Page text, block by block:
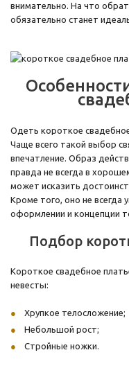
внимательно. На что
обязательно станет
Одеть короткое
Чаще всего такой выбор
впечатление. Образ
правда не всегда в
может исказить
Кроме того, оно не всегда
оформлении и концепции
Подбор
Короткое свадебное
невесты:
Хрупкое телосложение;
Небольшой рост;
Стройные ножки.